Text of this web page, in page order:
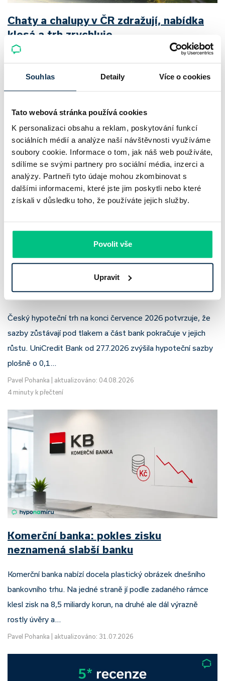
Souhlas Detaily Více o cookies
Tato webová stránka používá cookies
K personalizaci obsahu a reklam, poskytování funkcí
sociálních médií a analýze naší návštěvnosti využíváme
soubory cookie. Informace o tom, jak náš web používáte,
sdílíme se svými partnery pro sociální média, inzerci a
analýzy. Partneři tyto údaje mohou zkombinovat s
dalšími informacemi, které jste jim poskytli nebo které
získali v důsledku toho, že používáte jejich služby.
Povolit vše
Upravit
Chaty a chalupy v ČR zdražují, nabídka
klesá a trh zrychluje
odolnost. Chaty a chalupy podle čerstvých dat za poslední
2 roky zdražily o 21,8 %, zároveň ale výrazně ubylo nabídek
UniCredit Bank od 27.7.2026 zdražuje
hypotéky, zatímco Raiffeisenbank
prodloužila slevu do 6.9.2026
Český hypoteční trh na konci července 2026 potvrzuje, že
sazby zůstávají pod tlakem a část bank pokračuje v jejich
růstu. UniCredit Bank od 27.7.2026 zvýšila hypoteční sazby
plošně o 0,1…
Pavel Pohanka
aktualizováno: 04.08.2026
4 minuty k přečtení
Komerční banka: pokles zisku
neznamená slabší banku
Komerční banka nabízí docela plastický obrázek dnešního
bankovního trhu. Na jedné straně jí podle zadaného rámce
klesl zisk na 8,5 miliardy korun, na druhé ale dál výrazně
rostly úvěry a…
Pavel Pohanka aktualizováno: 31.07.2026